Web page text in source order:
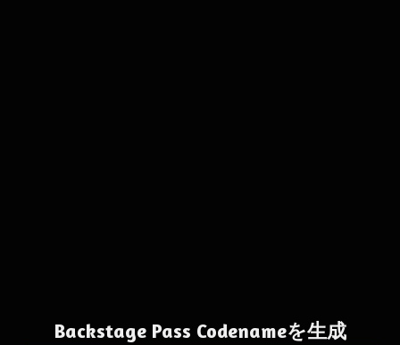
Backstage Pass Codenameを生成